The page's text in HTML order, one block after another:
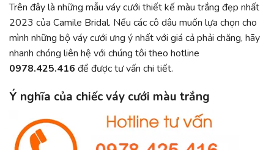
Trên đây là những mẫu váy cưới thiết kế màu trắng đẹp nhất
2023 của Camile Bridal. Nếu các cô dâu muốn lựa chọn cho
mình những bộ váy cưới ưng ý nhất với giá cả phải chăng, hãy
nhanh chóng liên hệ với chúng tôi theo hotline
0978.425.416 để được tư vấn chi tiết.
Ý nghĩa của chiếc váy cưới màu trắng